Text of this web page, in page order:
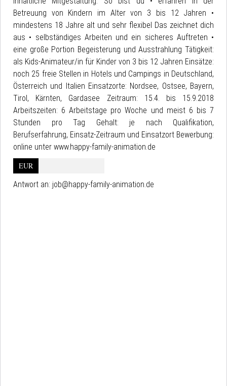
Betreuung von Kindern im Alter von 3 bis 12 Jahren •
mindestens 18 Jahre alt und sehr flexibel Das zeichnet dich
aus • selbständiges Arbeiten und ein sicheres Auftreten •
eine große Portion Begeisterung und Ausstrahlung Tätigkeit:
als Kids-Animateur/in für Kinder von 3 bis 12 Jahren Einsätze:
noch 25 freie Stellen in Hotels und Campings in Deutschland,
Österreich und Italien Einsatzorte: Nordsee, Ostsee, Bayern,
Tirol, Kärnten, Gardasee Zeitraum: 15.4. bis 15.9.2018
Arbeitszeiten: 6 Arbeitstage pro Woche und meist 6 bis 7
Stunden pro Tag Gehalt: je nach Qualifikation,
Berufserfahrung, Einsatz-Zeitraum und Einsatzort Bewerbung:
online unter www.happy-family-animation.de
EUR
Antwort an: job@happy-family-animation.de